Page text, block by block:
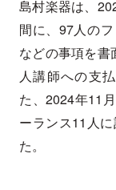
島村楽器は、
間に、97人の
などの事項を書
人講師への支
た、2024年11
ーランス11人
た。